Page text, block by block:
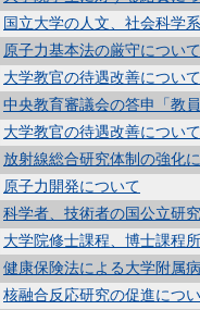
国立大学の人文、社会科学
原子力基本法の厳守について
大学教官の待遇改善について
中央教育審議会の答申「教
大学教官の待遇改善について
放射線総合研究体制の強化
原子力開発について
科学者、技術者の国公立研
大学院修士課程、博士課程
健康保険法による大学附属
核融合反応研究の促進につ